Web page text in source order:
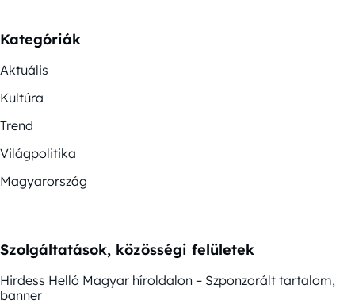
Kategóriák
Aktuális
Kultúra
Trend
Világpolitika
Magyarország
Szolgáltatások, közösségi felületek
Hirdess Helló Magyar híroldalon – Szponzorált tartalom,
banner